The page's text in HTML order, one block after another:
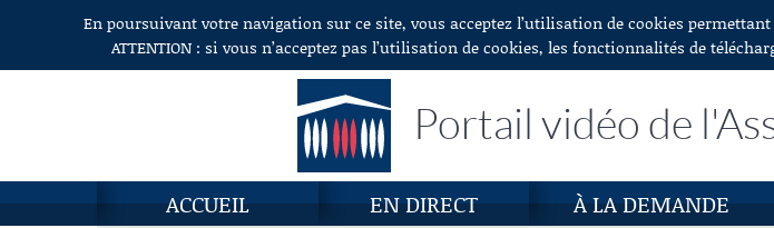
Aller au contenuEn poursuivant votre navigation sur ce site, vous acceptez l’utilisation de cookies
ATTENTION : si vous n’acceptez pas l’utilisation de cookies, les fonctionnalités de
Portail vidéo de
ACCUEIL EN DIRECT À LA DEMANDE